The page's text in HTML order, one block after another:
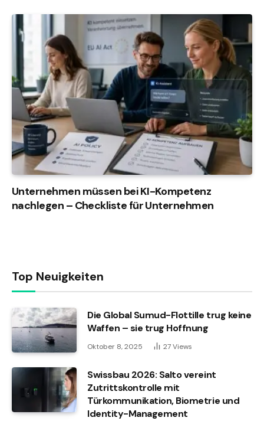
Unternehmen müssen bei KI-Kompetenz
nachlegen – Checkliste für Unternehmen
Top Neuigkeiten
Die Global Sumud-Flottille trug keine
Waffen – sie trug Hoffnung
Oktober 8, 2025 27Views
Swissbau 2026: Salto vereint
Zutrittskontrolle mit
Türkommunikation, Biometrie und
Identity-Management